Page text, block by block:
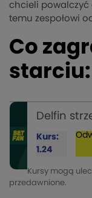
chcieli powalczyć
temu zespołowi
Co
starciu:
Delfin
Kurs:
1.24
Kursy mogą
przedawnione.